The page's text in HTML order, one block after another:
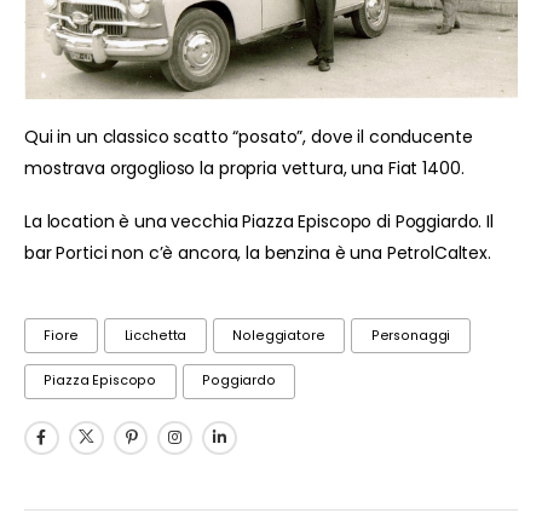
Qui in un classico scatto “posato”, dove il conducente
mostrava orgoglioso la propria vettura, una Fiat 1400.
La location è una vecchia Piazza Episcopo di Poggiardo. Il
bar Portici non c’è ancora, la benzina è una PetrolCaltex.
Fiore Licchetta Noleggiatore Personaggi
Piazza Episcopo Poggiardo